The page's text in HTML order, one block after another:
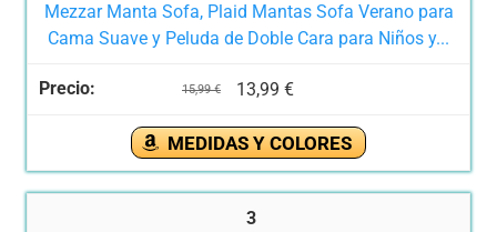
Mezzar Manta Sofa, Plaid Mantas Sofa Verano para
Cama Suave y Peluda de Doble Cara para Niños y...
15,99 € 13,99 €
MEDIDAS Y COLORES
3